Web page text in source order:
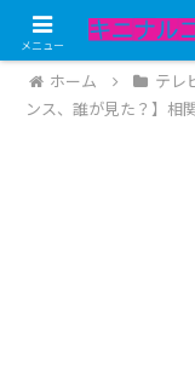
記事内にPRが含まれてい
ホーム テレ
ンス、誰が見た？】相
メニュー